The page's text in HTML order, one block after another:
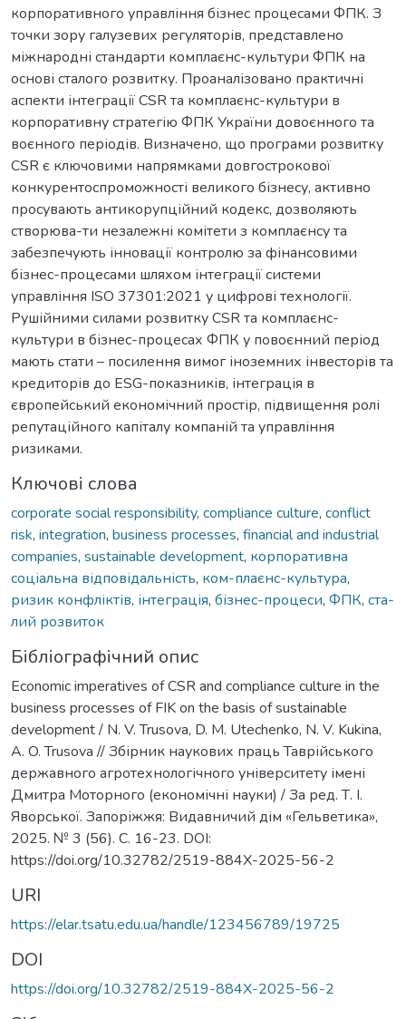
корпоративного управління бізнес процесами ФПК. З
точки зору галузевих регуляторів, представлено
міжнародні стандарти комплаєнс-культури ФПК на
основі сталого розвитку. Проаналізовано практичні
аспекти інтеграції CSR та комплаєнс-культури в
корпоративну стратегію ФПК України довоєнного та
воєнного періодів. Визначено, що програми розвитку
CSR є ключовими напрямками довгострокової
конкурентоспроможності великого бізнесу, активно
просувають антикорупційний кодекс, дозволяють
створюва-ти незалежні комітети з комплаєнсу та
забезпечують інновації контролю за фінансовими
бізнес-процесами шляхом інтеграції системи
управління ISO 37301:2021 у цифрові технології.
Рушійними силами розвитку CSR та комплаєнс-
культури в бізнес-процесах ФПК у повоєнний період
мають стати – посилення вимог іноземних інвесторів та
кредиторів до ESG-показників, інтеграція в
європейський економічний простір, підвищення ролі
репутаційного капіталу компаній та управління
ризиками.
Ключові слова
corporate social responsibility, compliance culture, conflict
risk, integration, business processes, financial and industrial
companies, sustainable development, корпоративна
соціальна відповідальність, ком-плаєнс-культура,
ризик конфліктів, інтеграція, бізнес-процеси, ФПК, ста-
лий розвиток
Бібліографічний опис
Economic imperatives of CSR and compliance culture in the
business processes of FIK on the basis of sustainable
development / N. V. Trusova, D. M. Utechenko, N. V. Kukina,
A. O. Trusova // Збірник наукових праць Таврійського
державного агротехнологічного університету імені
Дмитра Моторного (економічні науки) / За ред. Т. І.
Яворської. Запоріжжя: Видавничий дім «Гельветика»,
2025. № 3 (56). С. 16-23. DOI:
https://doi.org/10.32782/2519-884X-2025-56-2
URI
https://elar.tsatu.edu.ua/handle/123456789/19725
DOI
https://doi.org/10.32782/2519-884X-2025-56-2